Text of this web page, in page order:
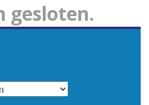
gesloten.